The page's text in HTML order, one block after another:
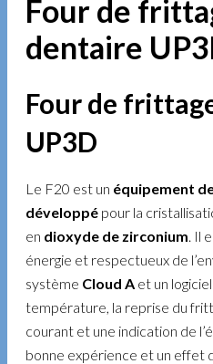
Four de
dentaire
Four de
UP3D
Le F20 est un équipement
développé pour la
en dioxyde de zirconium . Il
énergie et respectueux de
système Cloud A et un
température, la reprise du
courant et une indication de
bonne expérience et un effet